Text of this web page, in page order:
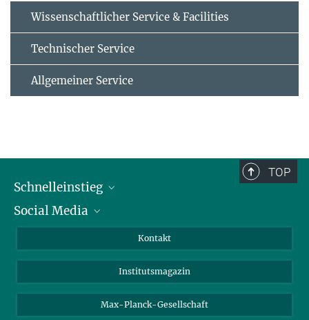
Wissenschaftlicher Service & Facilities
Technischer Service
Allgemeiner Service
TOP
Schnelleinstieg
Alumni
Social Media
Facebook
Kontakt
Institutsmagazin
Max-Planck-Gesellschaft